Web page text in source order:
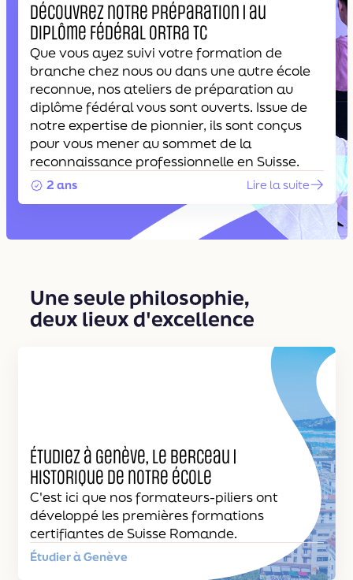
Découvrez notre préparation | au
diplôme fédéral OrTra TC
Que vous ayez suivi votre formation de
branche chez nous ou dans une autre école
reconnue, nos ateliers de préparation au
diplôme fédéral vous sont ouverts. Issue de
notre expertise de pionnier, ils sont conçus
pour vous mener au sommet de la
reconnaissance professionnelle en Suisse.
2 ans Lire la suite
Une seule philosophie,
deux lieux d'excellence
Étudiez à Genève, le berceau |
historique de notre école
C'est ici que nos formateurs-piliers ont
développé les premières formations
certifiantes de Suisse Romande.
Étudier à Genève